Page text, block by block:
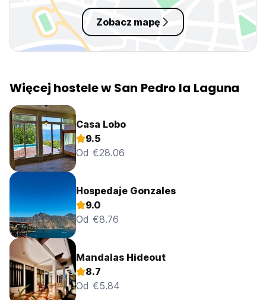
we found a
Zobacz mapę
Więcej hostele w San Pedro la Laguna
Casa Lobo
9.5
Od €28.06
Hospedaje Gonzales
9.0
Od €8.76
Mandalas Hideout
8.7
Od €5.84